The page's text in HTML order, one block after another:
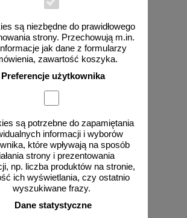
są niezbędne do prawidłowego
strony. Przechowują m.in.
jak dane z formularzy
zawartość koszyka.
Preferencje użytkownika
są potrzebne do zapamiętania
informacji i wyborów
które wpływają na sposób
strony i prezentowania
np. liczba produktów na stronie,
ich wyświetlania, czy ostatnio
wyszukiwane frazy.
Dane statystyczne
drogowe